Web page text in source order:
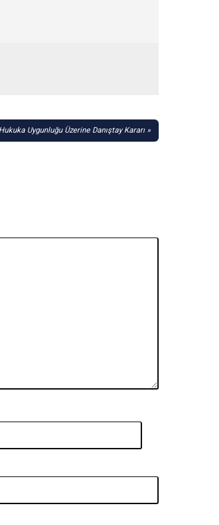
Uygunluğu Üzerine Danıştay Kararı